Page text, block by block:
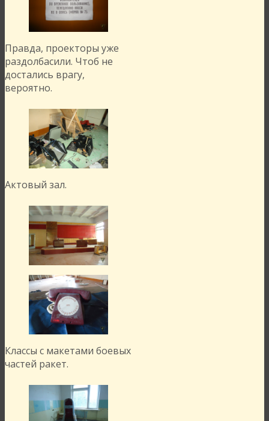
Правда, проекторы уже
раздолбасили. Чтоб не
достались врагу,
вероятно.
Актовый зал.
Классы с макетами боевых
частей ракет.